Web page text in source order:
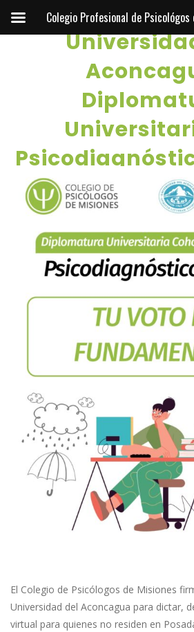
Convenio
2026-
El Colegio de Psicólogos de Misiones
Universidad del Aconcagua para dictar,
virtual para quienes no residen en
Colegio Profesional de Psicológos